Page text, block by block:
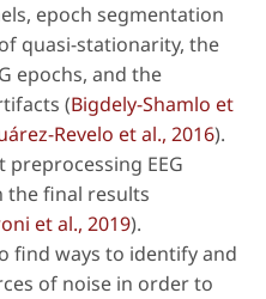
epoch segmentation
quasi-stationarity, the
epochs, and the
(Bigdely-Shamlo et
Revelo et al., 2016).
EEG
the final results
et al., 2019).
find ways to identify and
of noise in order to